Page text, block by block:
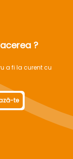
?
a fi la curent cu
te